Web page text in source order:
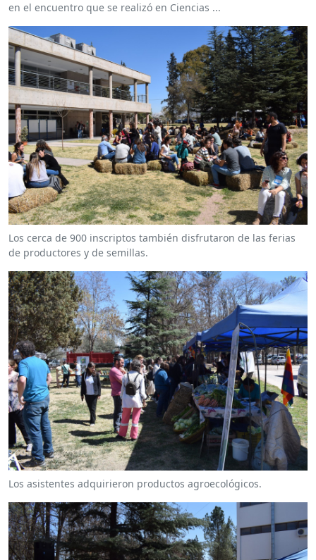
en el encuentro que se realizó en Ciencias ...
Los cerca de 900 inscriptos también disfrutaron de las ferias
de productores y de semillas.
Los asistentes adquirieron productos agroecológicos.